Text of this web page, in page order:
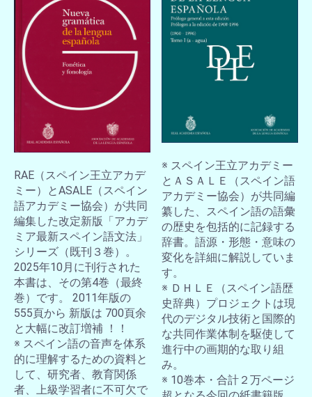
お買い物を続ける カートへ進む
RAE（スペイン王立アカデ
ミー）とASALE（スペイン
語アカデミー協会）が共同
編集した改定新版「アカデ
ミア最新スペイン語文法」
シリーズ（既刊３巻）。
2025年10月に刊行された
本書は、その第4巻（最終
巻）です。 2011年版の
555頁から 新版は 700頁余
と大幅に改訂増補 ！！
※ スペイン語の音声を体系
的に理解するための資料と
して、研究者、教育関係
者、上級学習者に不可欠で
※ スペイン王立アカデミー
とＡＳＡＬＥ（スペイン語
アカデミー協会）が共同編
纂した、スペイン語の語彙
の歴史を包括的に記録する
辞書。語源・形態・意味の
変化を詳細に解説していま
す。
※ ＤＨＬＥ（スペイン語歴
史辞典）プロジェクトは現
代のデジタル技術と国際的
な共同作業体制を駆使して
進行中の画期的な取り組
み。
※ 10巻本・合計２万ページ